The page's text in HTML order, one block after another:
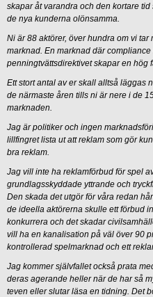
skapar åt varandra och den kortare
de nya kunderna olönsamma.
Ni är 88 aktörer, över hundra om vi
marknad. En marknad där
penningtvättsdirektivet skapar en hög
Ett stort antal av er skall alltså läggas
de närmaste åren tills ni är nere i de
marknaden.
Jag är politiker och ingen
lillfingret lista ut att reklam som gör
bra reklam.
Jag vill inte ha reklamförbud för spel
grundlagsskyddade yttrande och
Den skada det utgör för våra redan
de ideella aktörerna skulle ett förbud
konkurrera och det skadar
vill ha en kanalisation på väl över 90
kontrollerad spelmarknad och ett
Jag kommer självfallet också prata
deras agerande heller när de har så
teven eller slutar läsa en tidning. Det